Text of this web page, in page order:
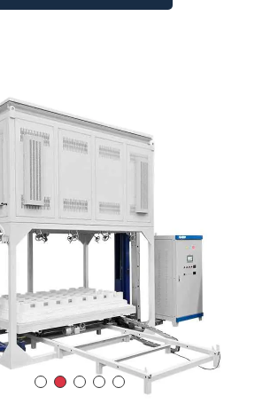
降电炉
50Hz / 180kW
：长 × 宽 × 高：2000×1200×1000